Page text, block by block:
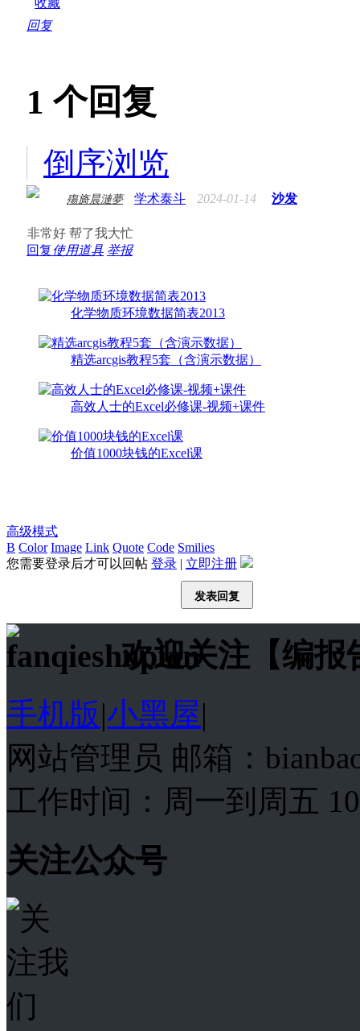
回复
1 个回复
倒序浏览
殤旖晨漣夢 学术泰斗 2024-01-14 沙发
非常好 帮了我大忙
回复使用道具 举报
化学物质环境数据简表2013
精选arcgis教程5套（含演示数据）
高效人士的Excel必修课-视频+课件
价值1000块钱的Excel课
高级模式
B Color Image Link Quote Code Smilies
您需要登录后才可以回帖 登录 | 立即注册
发表回复
欢迎关注【编报
手机版|小黑屋|
网站管理员 邮箱：
工作时间：周一到周五
关注公众号